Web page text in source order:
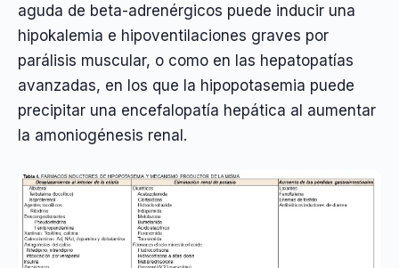
aguda de beta-adrenérgicos puede inducir una
hipokalemia e hipoventilaciones graves por
parálisis muscular, o como en las hepatopatías
avanzadas, en los que la hipopotasemia puede
precipitar una encefalopatía hepática al aumentar
la amoniogénesis renal.